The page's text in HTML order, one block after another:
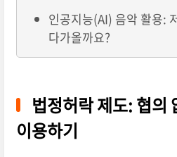
인공지능(AI) 음악 활용:
다가올까요?
법정허락 제도: 협의
이용하기